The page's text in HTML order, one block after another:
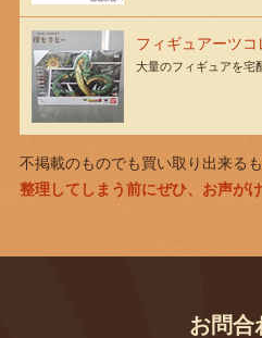
フィギュアーツ
大量のフィギュアを宅
不掲載のものでも買い取り出来る
整理してしまう前にぜひ、お声が
お問合